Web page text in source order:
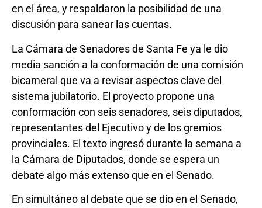
en el área, y respaldaron la posibilidad de una
discusión para sanear las cuentas.
La Cámara de Senadores de Santa Fe ya le dio
media sanción a la conformación de una comisión
bicameral que va a revisar aspectos clave del
sistema jubilatorio. El proyecto propone una
conformación con seis senadores, seis diputados,
representantes del Ejecutivo y de los gremios
provinciales. El texto ingresó durante la semana a
la Cámara de Diputados, donde se espera un
debate algo más extenso que en el Senado.
En simultáneo al debate que se dio en el Senado,